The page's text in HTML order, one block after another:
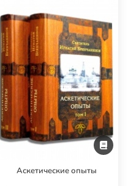
Аскетические опыты